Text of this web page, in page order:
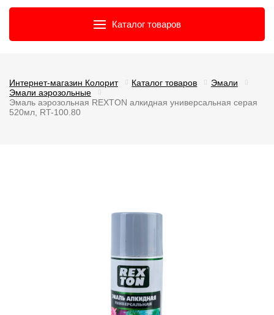
Каталог товаров
Интернет-магазин Колорит Каталог товаров
Эмали
Эмали аэрозольные
Эмаль аэрозольная REXTON алкидная универсальная серая
520мл, RT-100.80